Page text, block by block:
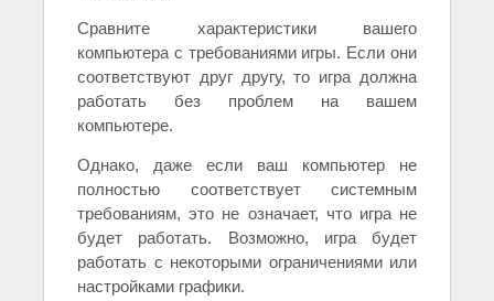
Сравните характеристики вашего
компьютера с требованиями игры. Если они
соответствуют друг другу, то игра должна
работать без проблем на вашем
компьютере.
Однако, даже если ваш компьютер не
полностью соответствует системным
требованиям, это не означает, что игра не
будет работать. Возможно, игра будет
работать с некоторыми ограничениями или
настройками графики.